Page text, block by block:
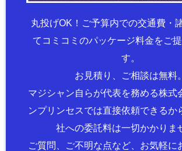
丸投げOK！ご予算内での交通費・
てコミコミのパッケージ料金をご
す。
お見積り、ご相談は無料。
マジシャン自らが代表を務める株式
ンプリンセスでは直接依頼できるか
社への委託料は一切かかりま
ご質問、ご不明な点など、お気軽に